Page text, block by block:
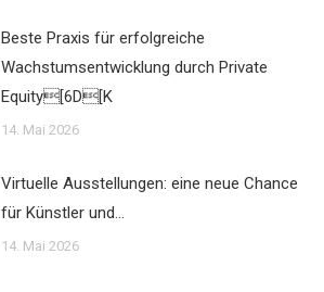
Beste Praxis für erfolgreiche
Wachstumsentwicklung durch Private
Equity[6D[K
14. Mai 2026
Virtuelle Ausstellungen: eine neue Chance
für Künstler und…
14. Mai 2026